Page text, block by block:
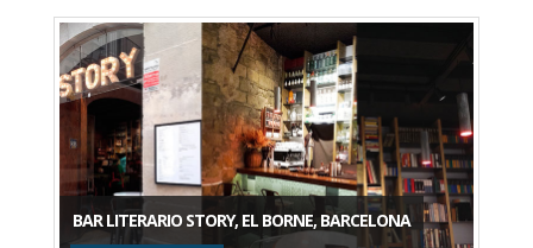
BAR LITERARIO STORY, EL BORNE, BARCELONA